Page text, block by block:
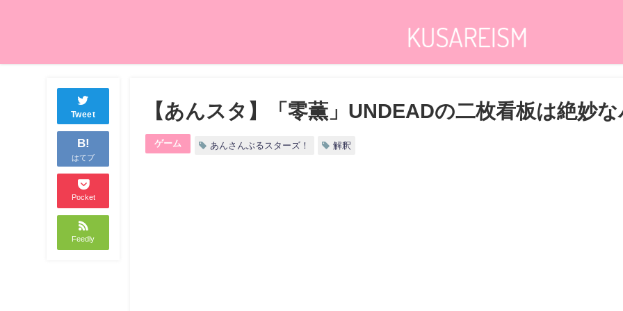
Tweet
B!
はてブ
Pocket
Feedly
【あんスタ】「零薫」UNDEADの二枚看板は絶妙な
ゲーム あんさんぶるスターズ！ 解釈